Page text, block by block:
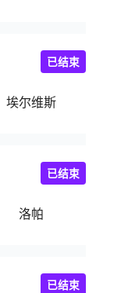
埃尔维斯
已结束
洛帕
已结束
已结束